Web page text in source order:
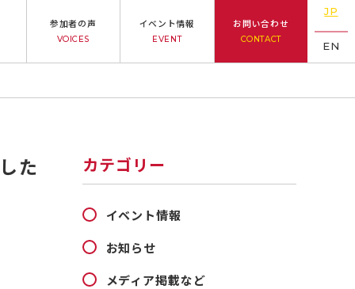
参加者の声
VOICES
イベント情報
EVENT
お問い合わせ
CONTACT
JP
EN
た カテゴリー
イベント情報
お知らせ
メディア掲載など